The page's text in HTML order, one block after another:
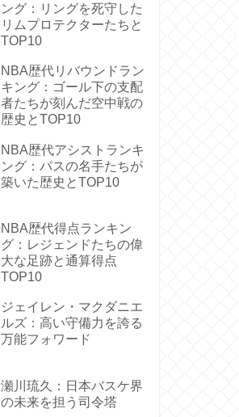
ング：リングを死守した
リムプロテクターたちと
TOP10
NBA歴代リバウンドラン
キング：ゴール下の支配
者たちが刻んだ空中戦の
歴史とTOP10
NBA歴代アシストランキ
ング：パスの名手たちが
築いた歴史とTOP10
NBA歴代得点ランキン
グ：レジェンドたちの偉
大な足跡と通算得点
TOP10
ジェイレン・マクダニエ
ルズ：高い守備力を誇る
万能フォワード
瀬川琉久：日本バスケ界
の未来を担う司令塔